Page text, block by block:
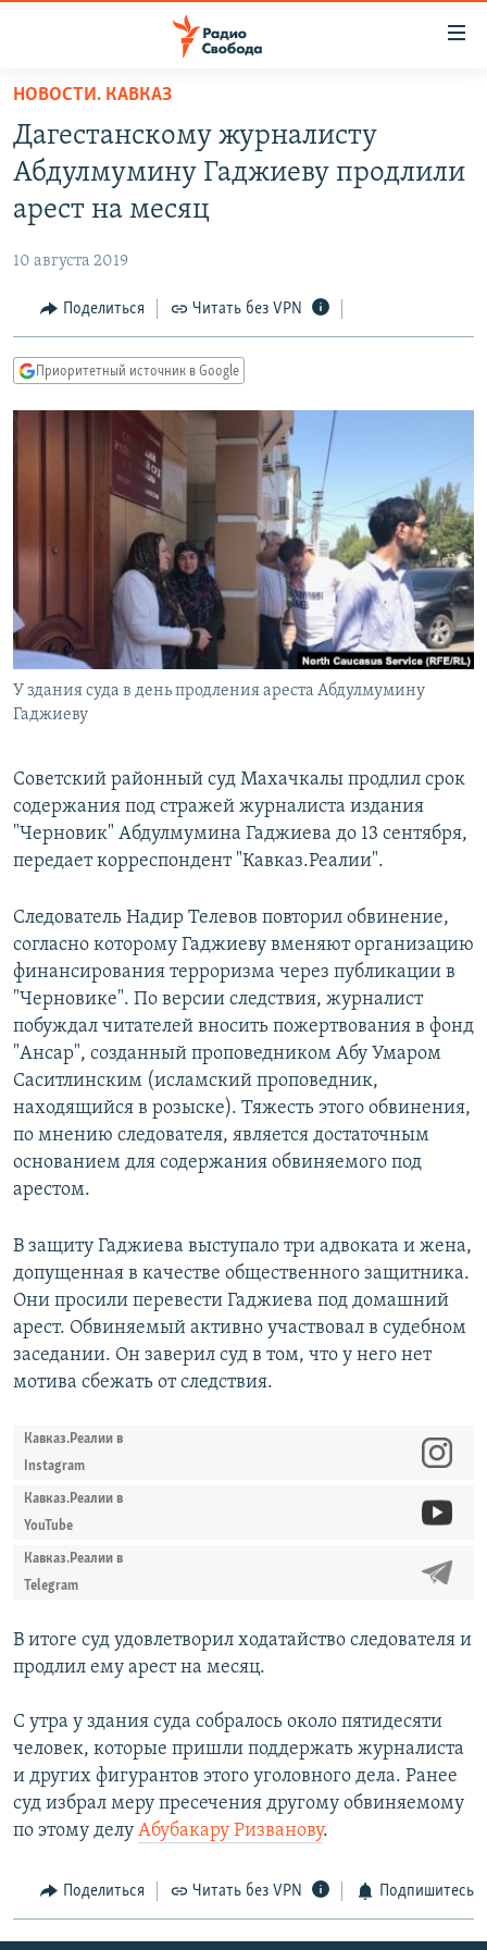
упрощенного
доступа
Вернуться
основному
Вернутся
Вернутся
ПОДКАСТЫ
АВТОРСКИЕ ПРОЕКТЫ
МНЕНИЯ
КУЛЬТУРА
КАВКАЗ.РЕАЛИИ
СЕВЕР.РЕАЛИИ
СИБИРЬ.РЕАЛИИ
РАСПИСАНИЕ ВЕЩАНИЯ
ПОДПИШИТЕСЬ НА РАССЫЛКУ
СОЦИАЛЬНЫЕ СЕТИ
НОВОСТИ. КАВКАЗ
Дагестанскому журналисту
Абдулмумину Гаджиеву продлили
арест на месяц
10 августа 2019
Поделиться Читать без VPN
Приоритетный источник в Google
У здания суда в день продления ареста Абдулмумину
Гаджиеву
Советский районный суд Махачкалы продлил срок
содержания под стражей журналиста издания
"Черновик" Абдулмумина Гаджиева до 13 сентября,
передает корреспондент "Кавказ.Реалии".
Следователь Надир Телевов повторил обвинение,
согласно которому Гаджиеву вменяют организацию
финансирования терроризма через публикации в
"Черновике". По версии следствия, журналист
побуждал читателей вносить пожертвования в фонд
"Ансар", созданный проповедником Абу Умаром
Саситлинским (исламский проповедник,
находящийся в розыске). Тяжесть этого обвинения,
по мнению следователя, является достаточным
основанием для содержания обвиняемого под
арестом.
В защиту Гаджиева выступало три адвоката и жена,
допущенная в качестве общественного защитника.
Они просили перевести Гаджиева под домашний
арест. Обвиняемый активно участвовал в судебном
заседании. Он заверил суд в том, что у него нет
мотива сбежать от следствия.
Кавказ.Реалии в
Instagram
Кавказ.Реалии в
YouTube
Кавказ.Реалии в
Telegram
В итоге суд удовлетворил ходатайство следователя и
продлил ему арест на месяц.
С утра у здания суда собралось около пятидесяти
человек, которые пришли поддержать журналиста
и других фигурантов этого уголовного дела. Ранее
суд избрал меру пресечения другому обвиняемому
по этому делу Абубакару Ризванову.
Поделиться Читать без VPN Подпишитесь